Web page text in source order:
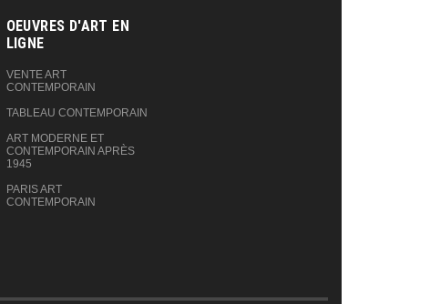
OEUVRES D'ART EN
LIGNE‎
VENTE ART
CONTEMPORAIN
TABLEAU CONTEMPORAIN
ART MODERNE ET
CONTEMPORAIN APRÈS
1945
PARIS ART
CONTEMPORAIN